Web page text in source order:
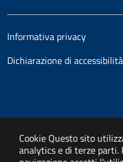
Cookie Questo sito
analytics e di terze parti.
Informativa privacy
Dichiarazione di accessibilità